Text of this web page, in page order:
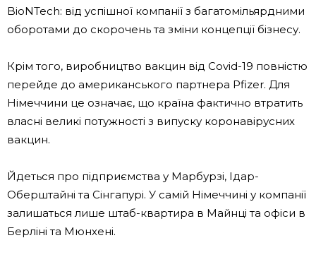
BioNTech: від успішної компанії з багатомільярдними
оборотами до скорочень та зміни концепції бізнесу.
Крім того, виробництво вакцин від Covid-19 повністю
перейде до американського партнера Pfizer. Для
Німеччини це означає, що країна фактично втратить
власні великі потужності з випуску коронавірусних
вакцин.
Йдеться про підприємства у Марбурзі, Ідар-
Оберштайні та Сінгапурі. У самій Німеччині у компанії
залишаться лише штаб-квартира в Майнці та офіси в
Берліні та Мюнхені.